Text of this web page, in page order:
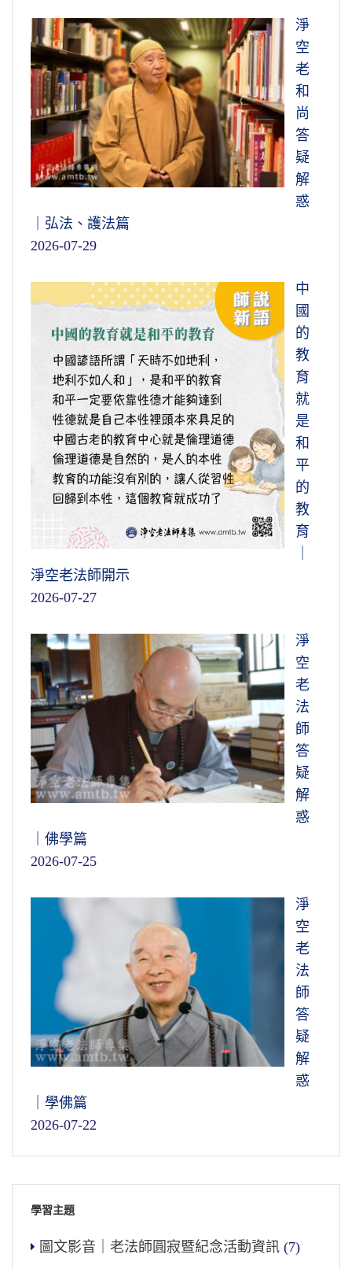
淨
空
老
和
尚
答
疑
解
惑
｜弘法、護法篇
2026-07-29
中
國
的
教
育
就
是
和
平
的
教
育
淨空老法師開示
2026-07-27
淨
空
老
法
師
答
疑
解
惑
｜佛學篇
2026-07-25
淨
空
老
法
師
答
疑
解
惑
｜學佛篇
2026-07-22
學習主題
圖文影音｜老法師圓寂暨紀念活動資訊 (7)